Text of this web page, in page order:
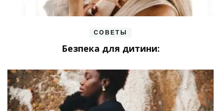
СОВЕТЫ
Безпека для дитини: